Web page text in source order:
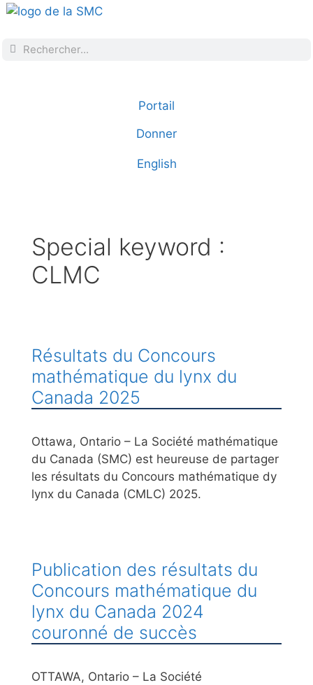
Portail
Donner
English
Special keyword :
CLMC
Résultats du Concours
mathématique du lynx du
Canada 2025
Ottawa, Ontario – La Société mathématique
du Canada (SMC) est heureuse de partager
les résultats du Concours mathématique dy
lynx du Canada (CMLC) 2025.
Publication des résultats du
Concours mathématique du
lynx du Canada 2024
couronné de succès
OTTAWA, Ontario – La Société